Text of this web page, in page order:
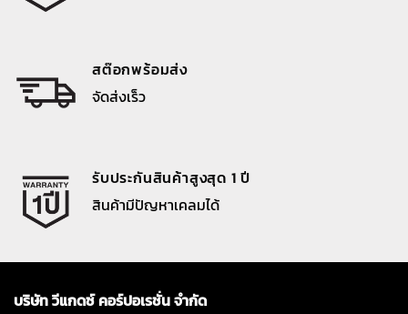
สต๊อกพร้อมส่ง
จัดส่งเร็ว
รับประกันสินค้าสูงสุด 1 ปี
สินค้ามีปัญหาเคลมได้
บริษัท วีแกดซ์ คอร์ปอเรชั่น จำกัด